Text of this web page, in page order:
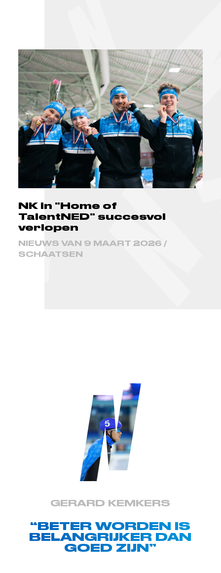
NK in "Home of
TalentNED" succesvol
verlopen
NIEUWS VAN 9 MAART 2026 /
SCHAATSEN
GERARD KEMKERS
“BETER WORDEN IS
BELANGRIJKER DAN
GOED ZIJN”